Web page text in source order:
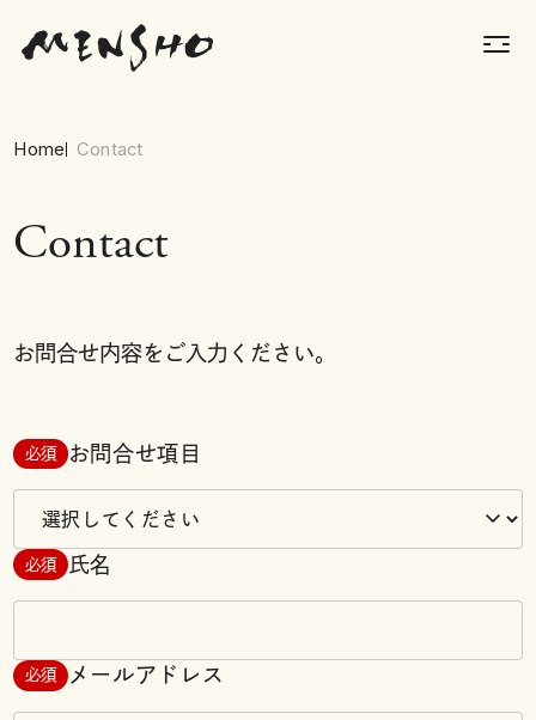
Home Contact
Contact
お問合せ内容をご入力ください。
必須 お問合せ項目
必須 氏名
必須 メールアドレス